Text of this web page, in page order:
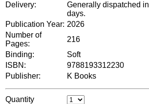
Delivery:
Generally dispatched
days.
Publication Year: 2026
Number of
Pages:
216
Binding:
Soft
ISBN:
9788193312230
Publisher:
K Books
Quantity